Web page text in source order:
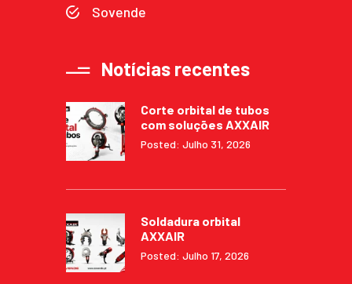
Sovende
Notícias recentes
Corte orbital de tubos
com soluções AXXAIR
Posted: Julho 31, 2026
Soldadura orbital
AXXAIR
Posted: Julho 17, 2026